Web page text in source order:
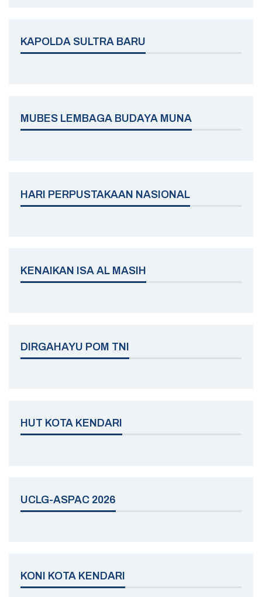
KAPOLDA SULTRA BARU
MUBES LEMBAGA BUDAYA MUNA
HARI PERPUSTAKAAN NASIONAL
KENAIKAN ISA AL MASIH
DIRGAHAYU POM TNI
HUT KOTA KENDARI
UCLG-ASPAC 2026
KONI KOTA KENDARI